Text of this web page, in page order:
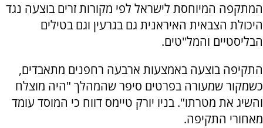
המתקפה המיוחסת לישראל לפי מקורות זרים בוצעה נגד
היכולת הצבאית האיראנית גם בגרעין וגם בטילים
הבליסטיים והמל"טים.
התקיפה בוצעה באמצעות ארבעה רחפנים מתאבדים,
כשמקור שמעורה בפרטים סיפר שהמהלך "היה מוצלח
והשיג את מטרתו". בניו יורק טיימס דווח כי המוסד עומד
מאחורי התקיפה.